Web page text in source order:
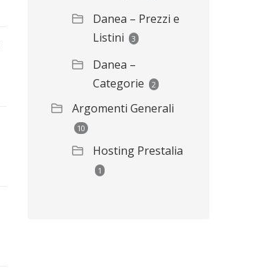
Danea – Prezzi e
Listini
3
Danea –
Categorie
2
Argomenti Generali
10
Hosting Prestalia
1